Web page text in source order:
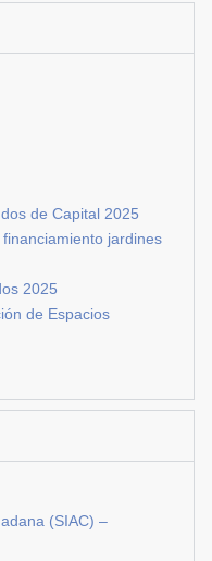
de Capital 2025
jardines
2025
de Espacios
(SIAC) –